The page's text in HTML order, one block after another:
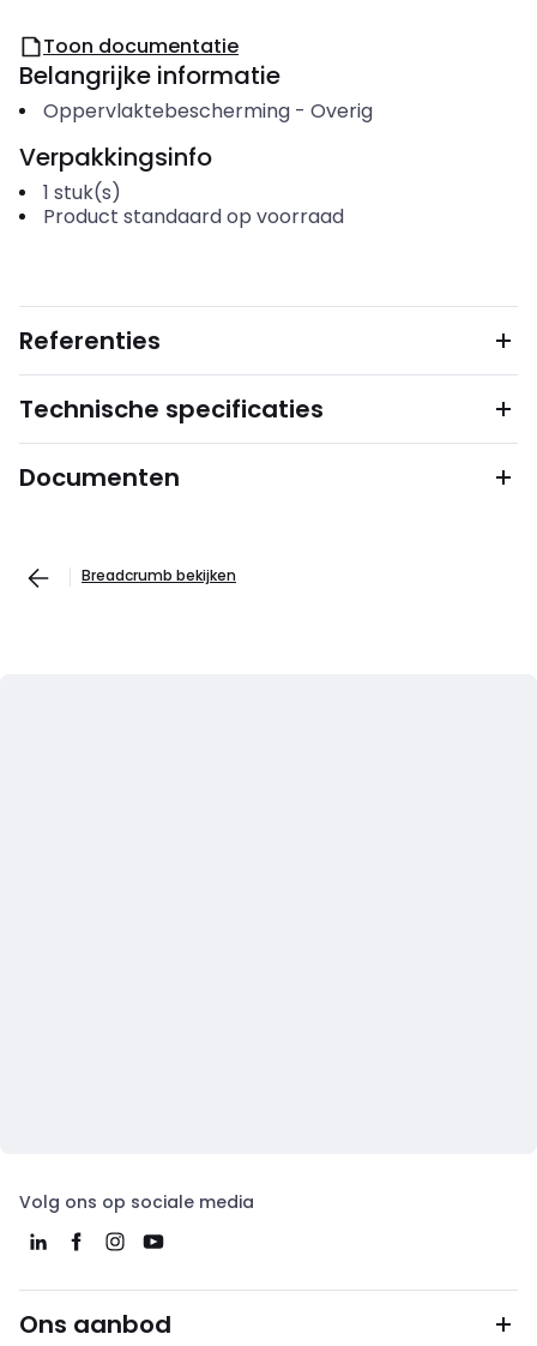
Toon documentatie
Belangrijke informatie
Oppervlaktebescherming- Overig
Verpakkingsinfo
1 stuk(s)
Product standaard op voorraad
Referenties
Technische specificaties
Documenten
Breadcrumb bekijken
Volg ons op sociale media
Ons aanbod